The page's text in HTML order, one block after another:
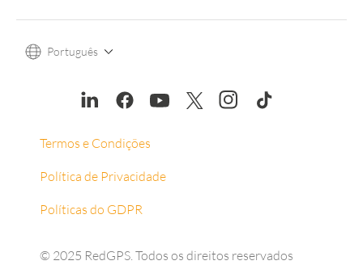
Português
Termos e Condições
Política de Privacidade
Políticas do GDPR
© 2025 RedGPS. Todos os direitos reservados